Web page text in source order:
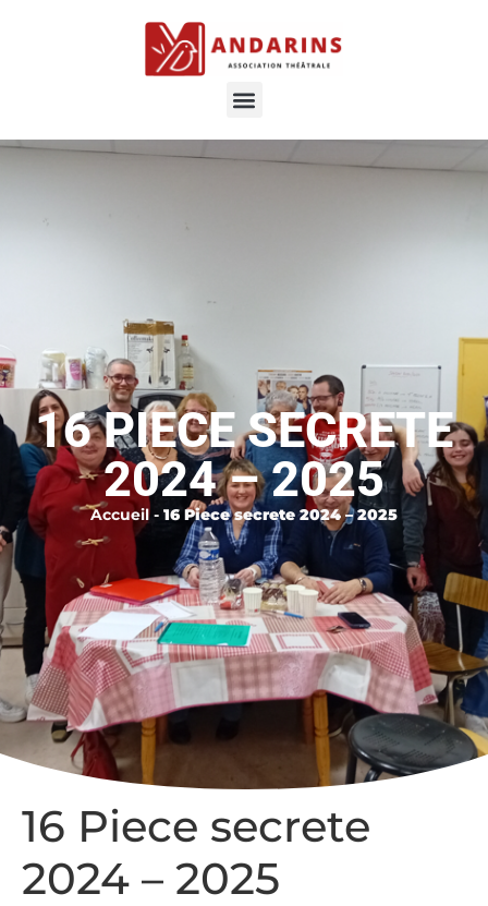
16 PIECE SECRETE
2024 – 2025
Accueil- 16 Piece secrete 2024 – 2025
16 Piece secrete
2024 – 2025